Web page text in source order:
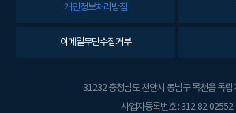
개인정보처리방침
이메일무단수집거부
31232 충청남도 천안시 동남구 목천읍 독립
사업자등록번호 : 312-82-02552